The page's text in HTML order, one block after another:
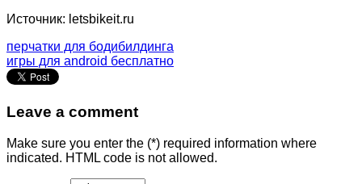
Источник: letsbikeit.ru
перчатки для бодибилдинга
игры для android бесплатно
Leave a comment
Make sure you enter the (*) required information where
indicated. HTML code is not allowed.